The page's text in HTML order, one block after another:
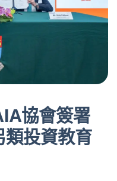
協會簽署
投資教育